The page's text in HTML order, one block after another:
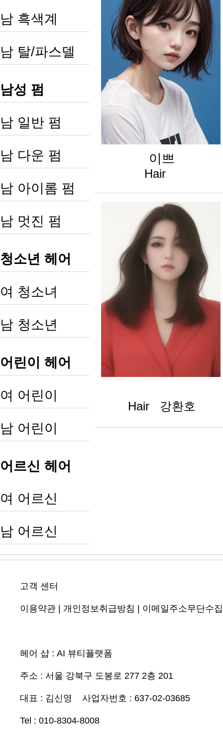
남 흑색계
남 탈/파스델
남성 펌
남 일반 펌
남 다운 펌
남 아이롬 펌
남 멋진 펌
청소년 헤어
여 청소녀
남 청소년
어린이 헤어
여 어린이
남 어린이
어르신 헤어
여 어르신
남 어르신
이쁘
Hair
Hair 강환호
고객 센터
이용약관 개인정보취급방침 이메일주소무단수
헤어 샵 : AI 뷰티플랫폼
주소 : 서울 강북구 도봉로 277 2층 201
대표 : 김신영 사업자번호 : 637-02-03685
Tel : 010-8304-8008